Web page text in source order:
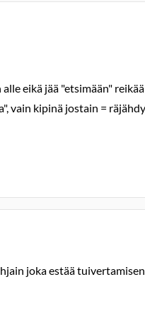
eikä jää "etsimään"
vain kipinä jostain =
joka estää